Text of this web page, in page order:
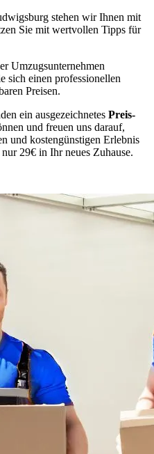
stehen wir Ihnen mit
Sie mit wertvollen Tipps für
Umzugsunternehmen
sich einen professionellen
Preisen.
ein ausgezeichnetes Preis-
und freuen uns darauf,
und kostengünstigen Erlebnis
29€ in Ihr neues Zuhause.